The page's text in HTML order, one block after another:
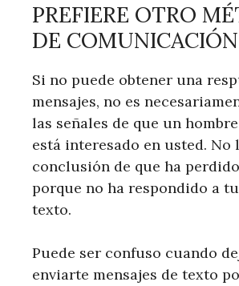
PREFIERE OTRO
DE COMUNICACIÓN
Si no puede obtener una
mensajes, no es
las señales de que un
está interesado en usted. No
conclusión de que ha
porque no ha respondido a
texto.
Puede ser confuso cuando
enviarte mensajes de texto